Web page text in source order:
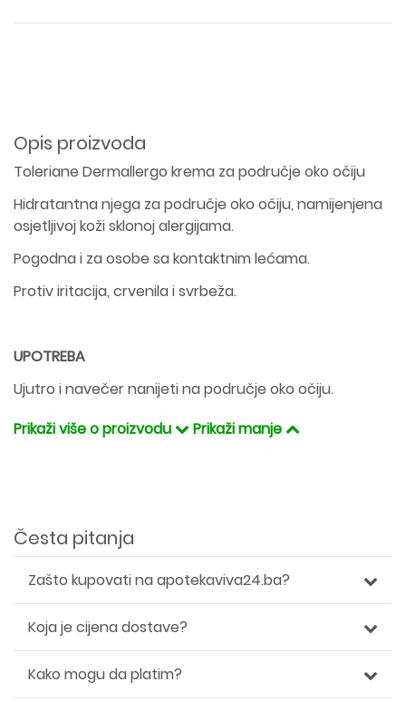
Opis proizvoda
Toleriane Dermallergo krema za područje oko očiju
Hidratantna njega za područje oko očiju, namijenjena
osjetljivoj koži sklonoj alergijama.
Pogodna i za osobe sa kontaktnim lećama.
Protiv iritacija, crvenila i svrbeža.
UPOTREBA
Ujutro i navečer nanijeti na područje oko očiju.
Prikaži više o proizvodu
Prikaži manje
Česta pitanja
Zašto kupovati na apotekaviva24.ba?
Koja je cijena dostave?
Kako mogu da platim?